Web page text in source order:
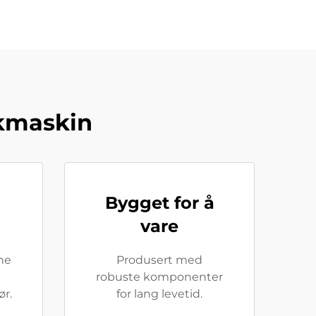
Bygget for å
vare
Produsert med
robuste komponenter
for lang levetid.